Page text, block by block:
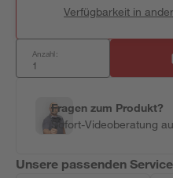
Verfügbarkeit in
Anzahl:
Fragen zum Produkt?
Sofort-Videoberatung
Unsere passenden